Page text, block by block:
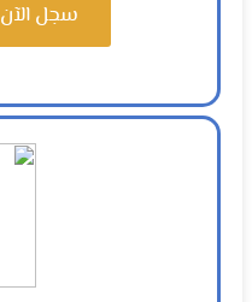
سجل الآن